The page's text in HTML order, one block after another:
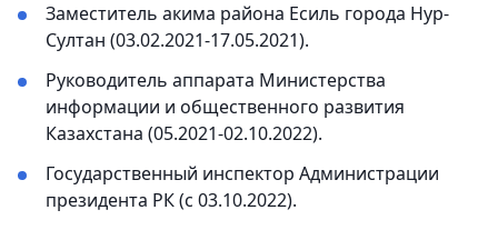
Заместитель акима района Есиль города Нур-
Султан (03.02.2021-17.05.2021).
Руководитель аппарата Министерства
информации и общественного развития
Казахстана (05.2021-02.10.2022).
Государственный инспектор Администрации
президента РК (с 03.10.2022).